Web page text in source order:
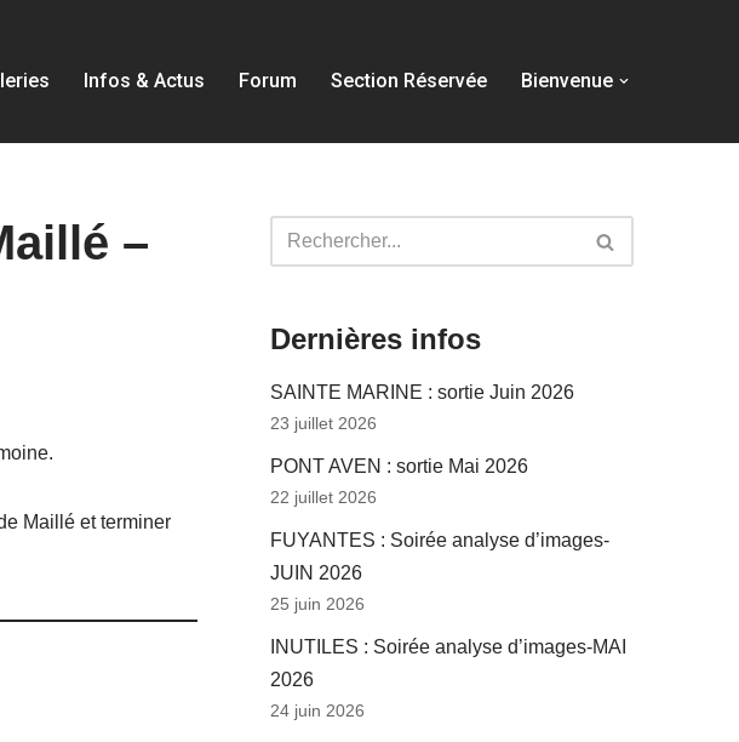
Infos & Actus Forum Section Réservée Bienvenue
–
Maillé et terminer
Dernières infos
SAINTE MARINE : sortie Juin 2026
23 juillet 2026
PONT AVEN : sortie Mai 2026
22 juillet 2026
FUYANTES : Soirée analyse d’images-
JUIN 2026
25 juin 2026
INUTILES : Soirée analyse d’images-MAI
2026
24 juin 2026